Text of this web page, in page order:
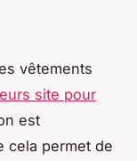
vêtements
site pour
est
cela permet de